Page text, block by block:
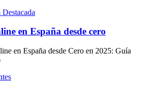
en España desde cero
en España desde Cero en 2025: Guía